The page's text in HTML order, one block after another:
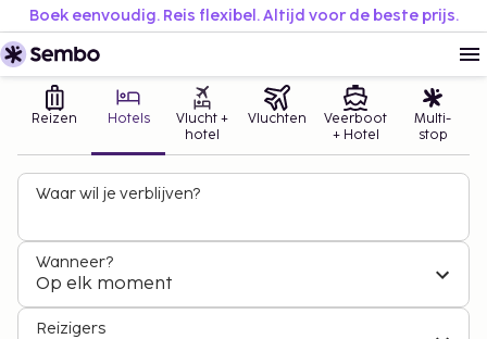
Boek eenvoudig. Reis flexibel. Altijd voor de beste prijs.
Reizen Hotels
Vlucht +
hotel
Vluchten
Veerboot
+ Hotel
Multi-
stop
Waar wil je verblijven?
Wanneer?
Op elk moment
Reizigers